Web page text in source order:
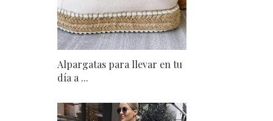
Alpargatas para llevar en tu
día a ...